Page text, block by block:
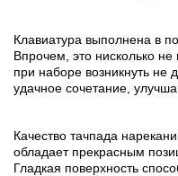
Клавиатура выполнена в
Впрочем, это нисколько
при наборе возникнуть не
удачное сочетание,
Качество тачпада
обладает прекрасным
Гладкая поверхность